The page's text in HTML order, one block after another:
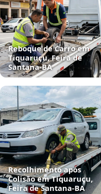
Reboque de Carro em
Tiquaruçu, Feira de
Santana‑BA
Recolhimento após
Colisão em Tiquaruçu,
Feira de Santana‑BA